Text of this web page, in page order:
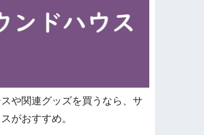
や関連グッズを買うなら、サ
がおすすめ。